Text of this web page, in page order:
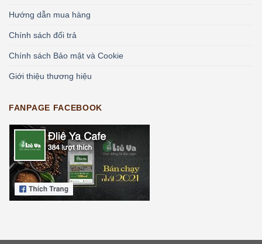
Hướng dẫn mua hàng
Chính sách đổi trả
Chính sách Bảo mật và Cookie
Giới thiệu thương hiệu
FANPAGE FACEBOOK